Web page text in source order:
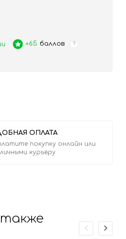
+65 баллов ?
ОПЛАТА
покупку онлайн или
курьеру